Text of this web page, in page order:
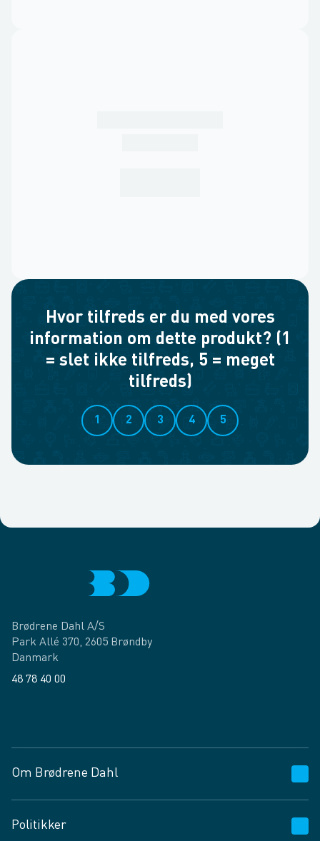
Hvor tilfreds er du med vores
information om dette produkt? (1
= slet ikke tilfreds, 5 = meget
tilfreds)
1 2 3 4 5
Brødrene Dahl A/S
Park Allé 370, 2605 Brøndby
Danmark
48 78 40 00
Om Brødrene Dahl
Vagttelefon 30 10 89 89
Politikker